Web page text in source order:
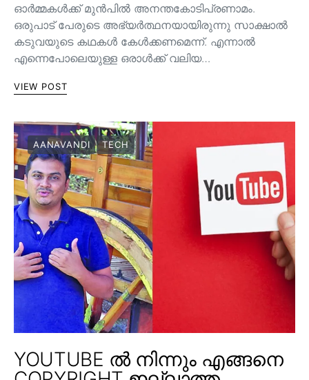
ഓർമ്മകൾക്ക് മുൻപിൽ അനന്തകോടിപ്രണാമം.
ഒരുപാട് പേരുടെ അഭ്യർത്ഥനയായിരുന്നു സാക്ഷാൽ
കടുവയുടെ കഥകൾ കേൾക്കണമെന്ന്. എന്നാൽ
എന്നെപോലെയുള്ള ഒരാൾക്ക് വലിയ…
VIEW POST
AANAVANDI TECH
YOUTUBE ൽ നിന്നും എങ്ങനെ